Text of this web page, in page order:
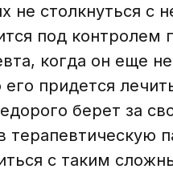
не столкнуться
под контролем
когда он еще
его придется
берет за
терапевтическую
с таким